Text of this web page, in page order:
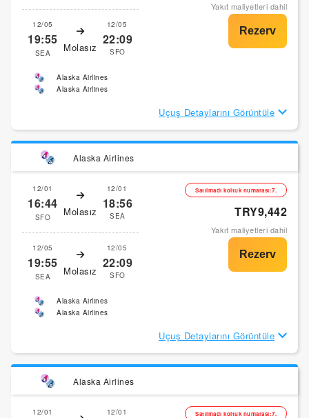
12/05
19:55
SEA Molasız
12/05
22:09
SFO
Yakıt maliyetleri dahil
Alaska Airlines
Alaska Airlines
Uçuş Detaylarını Görüntüle
Alaska Airlines
12/01
16:44
SFO Molasız
12/01
18:56
SEA
12/05
19:55
SEA Molasız
12/05
22:09
SFO
Satılmadı koltuk numarası:7.
TRY9,442
Yakıt maliyetleri dahil
Alaska Airlines
Alaska Airlines
Uçuş Detaylarını Görüntüle
Alaska Airlines
12/01 12/01 Satılmadı koltuk numarası:7.